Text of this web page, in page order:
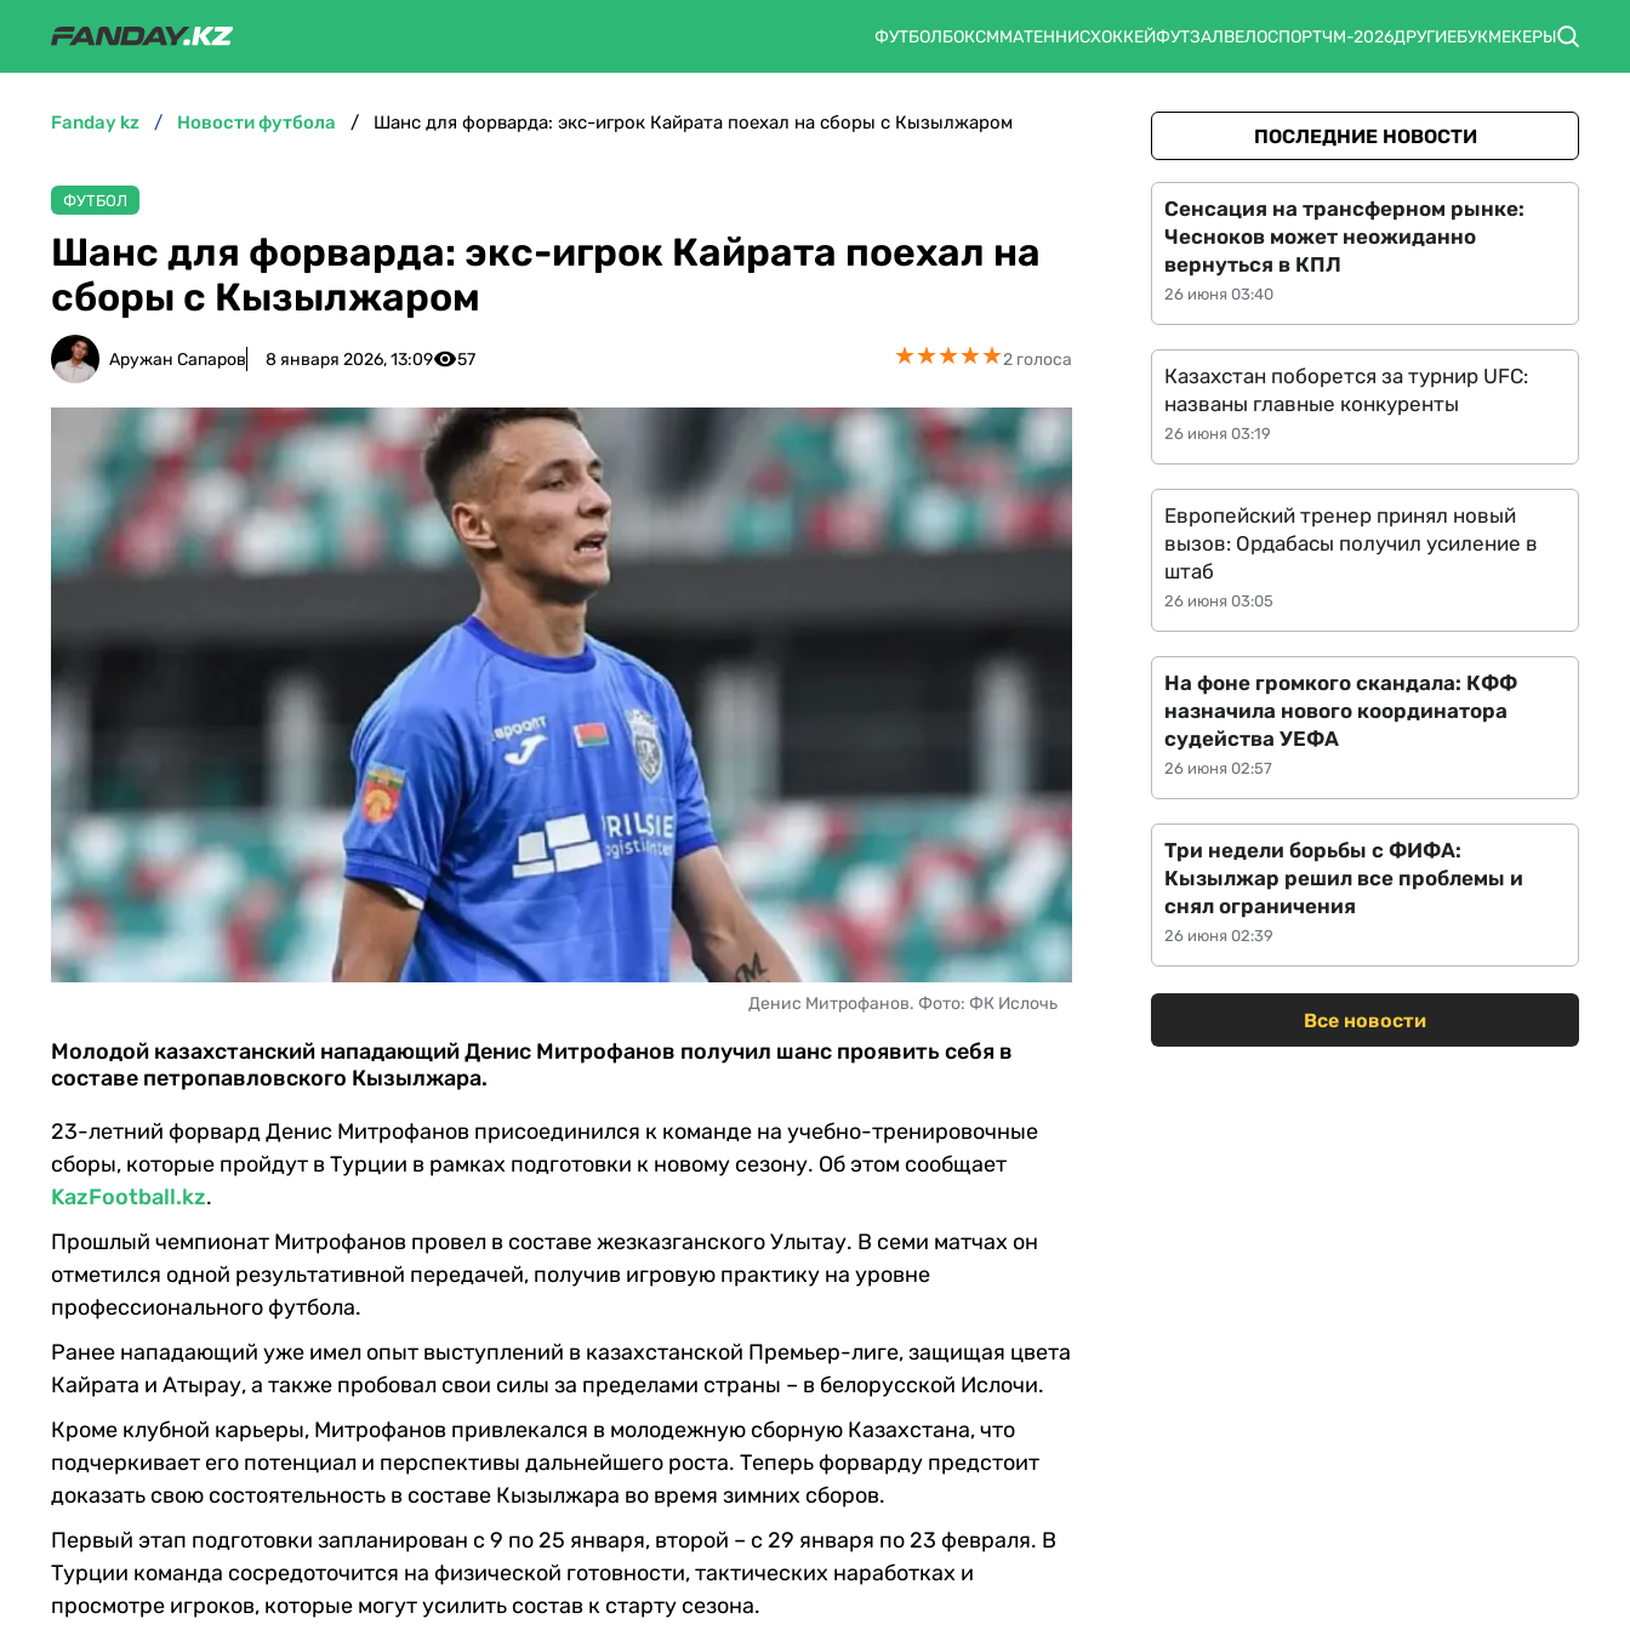
ФУТБОЛБОКСММАТЕННИСХОККЕЙФУТЗАЛВЕЛОСПОРТЧМ-2026ДРУГИЕБУКМЕКЕРЫ
fanday kz новости футбола Шанс для форварда: экс-игрок Кайрата поехал на сборы с Кызылжаром
ФУТБОЛ
Шанс для форварда: экс-игрок Кайрата поехал на
сборы с Кызылжаром
Аружан Сапаров 8 января 2026, 13:09 57 ★★★★★
★★★★★2 голоса
Денис Митрофанов. Фото: ФК Ислочь
Молодой казахстанский нападающий Денис Митрофанов получил шанс проявить себя в
составе петропавловского Кызылжара.
23-летний форвард Денис Митрофанов присоединился к команде на учебно-тренировочные
сборы, которые пройдут в Турции в рамках подготовки к новому сезону. Об этом сообщает
KazFootball.kz.
Прошлый чемпионат Митрофанов провел в составе жезказганского Улытау. В семи матчах он
отметился одной результативной передачей, получив игровую практику на уровне
профессионального футбола.
Ранее нападающий уже имел опыт выступлений в казахстанской Премьер-лиге, защищая цвета
Кайрата и Атырау, а также пробовал свои силы за пределами страны – в белорусской Ислочи.
Кроме клубной карьеры, Митрофанов привлекался в молодежную сборную Казахстана, что
подчеркивает его потенциал и перспективы дальнейшего роста. Теперь форварду предстоит
доказать свою состоятельность в составе Кызылжара во время зимних сборов.
Первый этап подготовки запланирован с 9 по 25 января, второй – с 29 января по 23 февраля. В
Турции команда сосредоточится на физической готовности, тактических наработках и
просмотре игроков, которые могут усилить состав к старту сезона.
ПОСЛЕДНИЕ НОВОСТИ
26 июня 03:40
Сенсация на трансферном рынке:
Чесноков может неожиданно
вернуться в КПЛ
26 июня 03:19
Казахстан поборется за турнир UFC:
названы главные конкуренты
26 июня 03:05
Европейский тренер принял новый
вызов: Ордабасы получил усиление в
штаб
26 июня 02:57
На фоне громкого скандала: КФФ
назначила нового координатора
судейства УЕФА
26 июня 02:39
Три недели борьбы с ФИФА:
Кызылжар решил все проблемы и
снял ограничения
Все новости